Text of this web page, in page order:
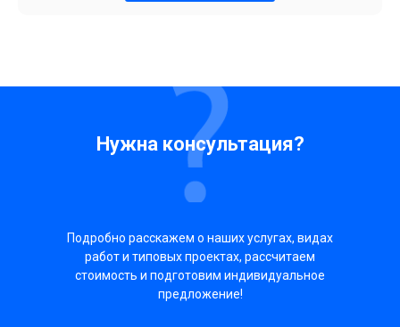
Нужна консультация?
Подробно расскажем о наших услугах, видах
работ и типовых проектах, рассчитаем
стоимость и подготовим индивидуальное
предложение!